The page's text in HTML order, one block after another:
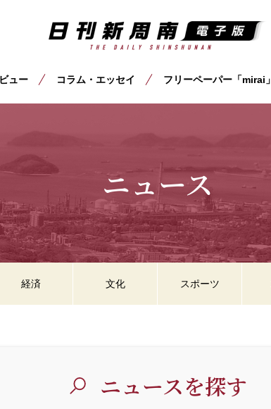
ュー コラム・エッセイ フリーペーパー「mirai」
ニュース
ニュースを探す
経済 文化 スポーツ